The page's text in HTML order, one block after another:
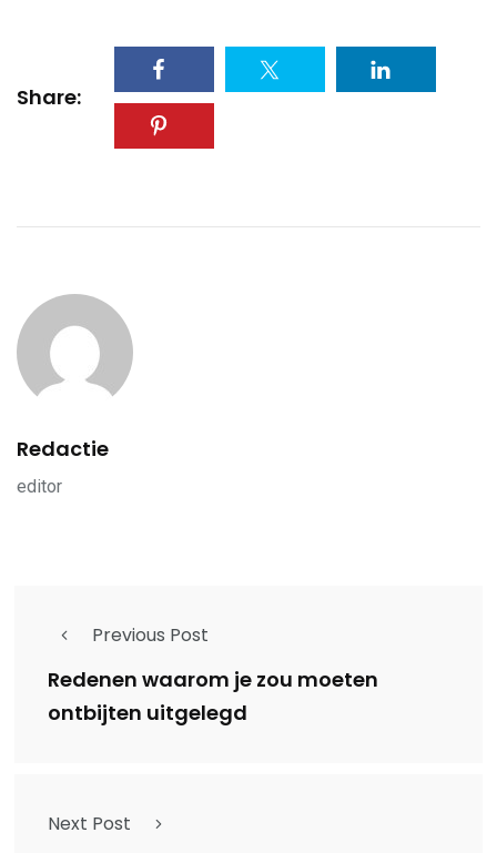
Share:
Redactie
editor
Previous Post
Redenen waarom je zou moeten
ontbijten uitgelegd
Next Post